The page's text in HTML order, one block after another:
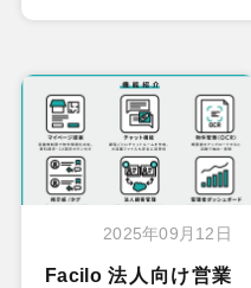
2025年09月12日
Facilo 法人向け営業